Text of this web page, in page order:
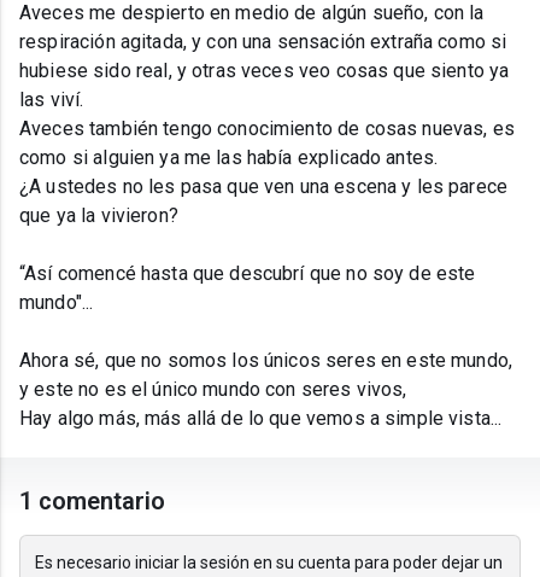
Aveces me despierto en medio de algún sueño, con la
respiración agitada, y con una sensación extraña como si
hubiese sido real, y otras veces veo cosas que siento ya
las viví.
Aveces también tengo conocimiento de cosas nuevas, es
como si alguien ya me las había explicado antes.
¿A ustedes no les pasa que ven una escena y les parece
que ya la vivieron?
“Así comencé hasta que descubrí que no soy de este
mundo"...
Ahora sé, que no somos los únicos seres en este mundo,
y este no es el único mundo con seres vivos,
Hay algo más, más allá de lo que vemos a simple vista...
1 comentario
Es necesario iniciar la sesión en su cuenta para poder dejar un